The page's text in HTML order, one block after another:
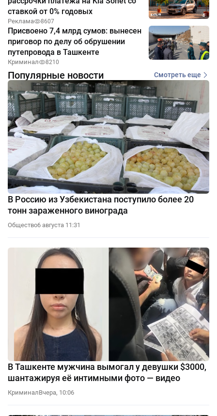
ставкой от 0% годовых
Реклама 8607
Присвоено 7,4 млрд сумов: вынесен
приговор по делу об обрушении
путепровода в Ташкенте
Криминал 8210
Популярные новости Смотреть еще
В Россию из Узбекистана поступило более 20
тонн зараженного винограда
Общество6 августа 11:31
В Ташкенте мужчина вымогал у девушки $3000,
шантажируя её интимными фото — видео
КриминалВчера, 10:06